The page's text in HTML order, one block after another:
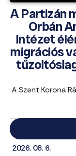
A Partizán
Orbán
Intézet
migrációs
A Szent Korona
2026. 08. 6.